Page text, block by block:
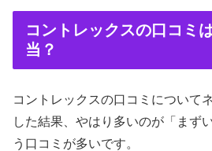
コントレックスの口コミ
当？
コントレックスの口コミについて
した結果、やはり多いのが「まず
う口コミが多いです。